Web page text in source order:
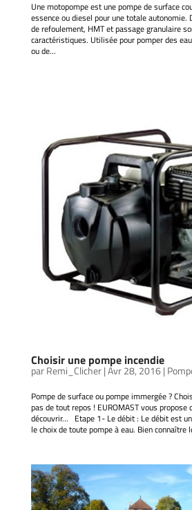
Une motopompe est une pompe de surface
essence ou diesel pour une totale autonomie.
de refoulement, HMT et passage granulaire
caractéristiques. Utilisée pour pomper des
ou de...
Choisir une pompe incendie
parRemi_Clicher|Avr 28, 2016|
Pompe de surface ou pompe immergée ?
pas de tout repos ! EUROMAST vous propose
découvrir… Etape 1- Le débit : Le débit est
le choix de toute pompe à eau. Bien connaître